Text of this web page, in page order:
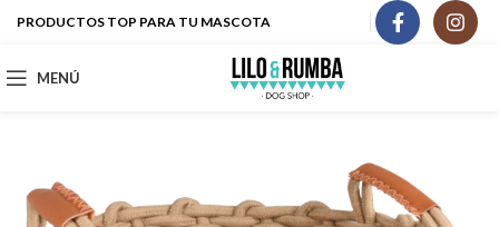
PRODUCTOS TOP PARA TU MASCOTA
MENÚ